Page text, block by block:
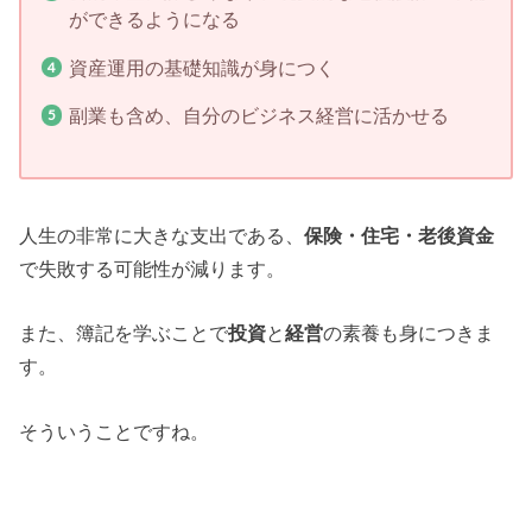
ができるようになる
資産運用の基礎知識が身につく
副業も含め、自分のビジネス経営に活かせる
人生の非常に大きな支出である、保険・住宅・老後資金
で失敗する可能性が減ります。
また、簿記を学ぶことで投資と経営の素養も身につきま
す。
そういうことですね。